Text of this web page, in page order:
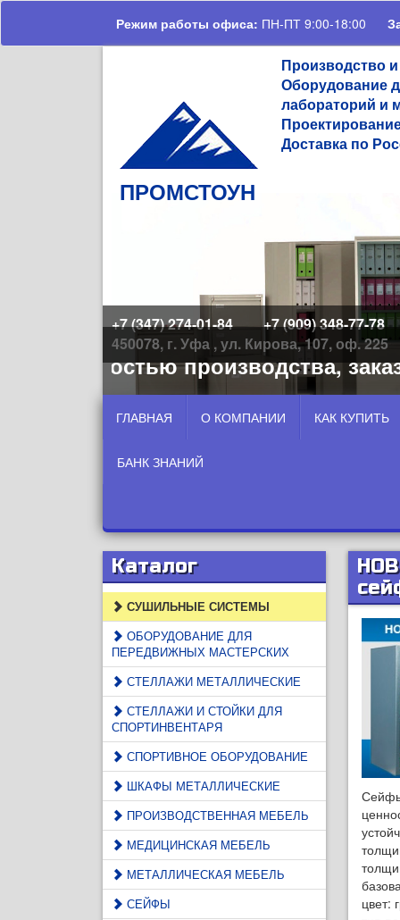
Режим работы офиса: ПН-ПТ 9:00-18:00
ПРОМСТОУН
Производство
Оборудование
лабораторий и
Доставка по
+7 (347) 274-01-84
+7 (909) 348-77-78
450078, г. Уфа , ул. Кирова, 107, оф. 225
производства,
ГЛАВНАЯ О КОМПАНИИ КАК КУПИТЬ
БАНК ЗНАНИЙ
Каталог
СУШИЛЬНЫЕ СИСТЕМЫ
ОБОРУДОВАНИЕ ДЛЯ
ПЕРЕДВИЖНЫХ МАСТЕРСКИХ
СТЕЛЛАЖИ МЕТАЛЛИЧЕСКИЕ
СТЕЛЛАЖИ И СТОЙКИ ДЛЯ
СПОРТИНВЕНТАРЯ
СПОРТИВНОЕ ОБОРУДОВАНИЕ
ШКАФЫ МЕТАЛЛИЧЕСКИЕ
ПРОИЗВОДСТВЕННАЯ МЕБЕЛЬ
МЕДИЦИНСКАЯ МЕБЕЛЬ
МЕТАЛЛИЧЕСКАЯ МЕБЕЛЬ
СЕЙФЫ
цвет: